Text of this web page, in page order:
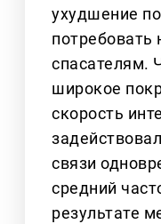
ухудшение
потребовать
спасателям.
широкое
скорость
связи
средний
результате